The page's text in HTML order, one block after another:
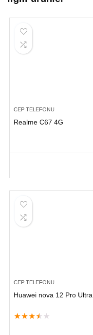
CEP TELEFONU
Realme C67 4G
CEP TELEFONU
Huawei nova 12 Pro Ultra
★★★★ ★